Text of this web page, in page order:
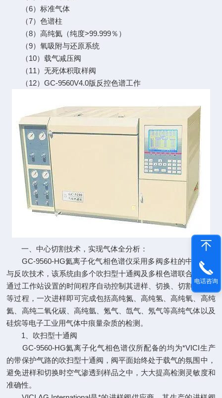
（6）标准气体
（7）色谱柱
（8）高纯氦（纯度>99.999％）
（9）氧吸附与还原系统
（10）载气减压阀
（11）无死体积取样阀
（12）GC-9560V4.0版反控色谱工作
一、中心切割技术，实现气体全分析：
GC-9560-HG氦离子化气相色谱仪采用多阀多柱的中心切割
与反吹技术，该系统由多个吹扫型十通阀及多根色谱联合组成，
通过工作站设置的时间程序自动控制其进样、切换、切割与反吹
等过程，一次进样即可完成包括高纯氮、高纯氢、高纯氧、高纯
氦、高纯二氧化碳、高纯氩、氪气、氙气、氖气等高纯气体以及
硅烷等电子工业用气体中痕量杂质的检测。
1、吹扫型十通阀
GC-9560-HG氦离子化气相色谱仪所配备的均为*VICI生产
的带保护气路的吹扫型十通阀，阀平面始终处于载气的氛围中，
避免进样和切换时空气渗透到样品之中，大大提高检测灵敏度和
准确性。
电话咨询